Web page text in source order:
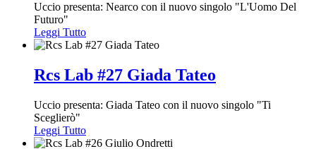
Uccio presenta: Nearco con il nuovo singolo "L'Uomo Del
Futuro"
Leggi Tutto
Rcs Lab #27 Giada Tateo
Uccio presenta: Giada Tateo con il nuovo singolo "Ti
Sceglierò"
Leggi Tutto